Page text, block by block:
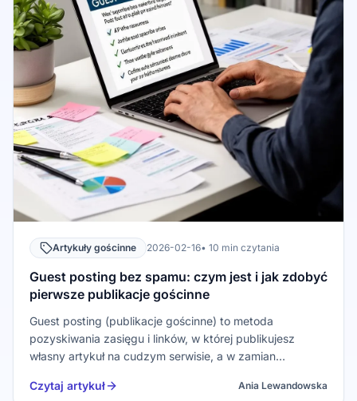
Artykuły gościnne 2026-02-16• 10 min czytania
Guest posting bez spamu: czym jest i jak zdobyć
pierwsze publikacje gościnne
Guest posting (publikacje gościnne) to metoda
pozyskiwania zasięgu i linków, w której publikujesz
własny artykuł na cudzym serwisie, a w zamian
link w kontekście. Żeby było to bezpieczne, kluczowe
Czytaj artykuł Ania Lewandowska